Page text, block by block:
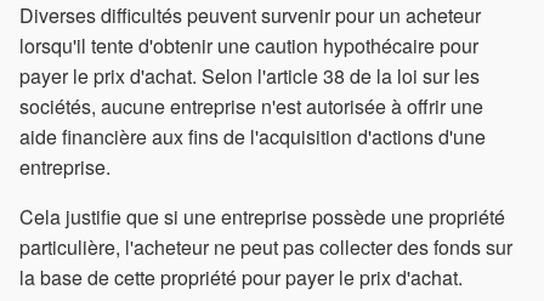
Diverses difficultés peuvent survenir pour un acheteur
lorsqu'il tente d'obtenir une caution hypothécaire pour
payer le prix d'achat. Selon l'article 38 de la loi sur les
sociétés, aucune entreprise n'est autorisée à offrir une
aide financière aux fins de l'acquisition d'actions d'une
entreprise.
Cela justifie que si une entreprise possède une propriété
particulière, l'acheteur ne peut pas collecter des fonds sur
la base de cette propriété pour payer le prix d'achat.